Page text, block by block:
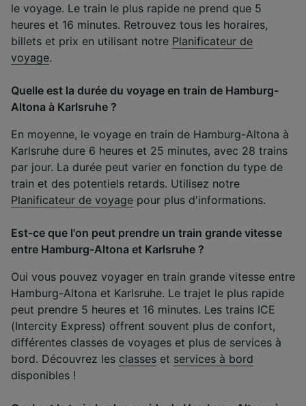
le voyage. Le train le plus rapide ne prend que 5
heures et 16 minutes. Retrouvez tous les horaires,
billets et prix en utilisant notre Planificateur de
voyage.
Quelle est la durée du voyage en train de Hamburg-
Altona à Karlsruhe ?
En moyenne, le voyage en train de Hamburg-Altona à
Karlsruhe dure 6 heures et 25 minutes, avec 28 trains
par jour. La durée peut varier en fonction du type de
train et des potentiels retards. Utilisez notre
Planificateur de voyage pour plus d'informations.
Est-ce que l'on peut prendre un train grande vitesse
entre Hamburg-Altona et Karlsruhe ?
Oui vous pouvez voyager en train grande vitesse entre
Hamburg-Altona et Karlsruhe. Le trajet le plus rapide
peut prendre 5 heures et 16 minutes. Les trains ICE
(Intercity Express) offrent souvent plus de confort,
différentes classes de voyages et plus de services à
bord. Découvrez les classes et services à bord
disponibles !